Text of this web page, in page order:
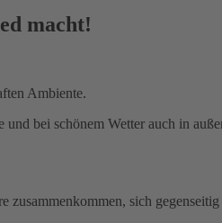
macht!
Ambiente.
bei schönem Wetter auch in
zusammenkommen, sich